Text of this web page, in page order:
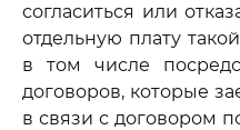
согласиться или
отдельную плату
в том числе
договоров, которые
в связи с договором